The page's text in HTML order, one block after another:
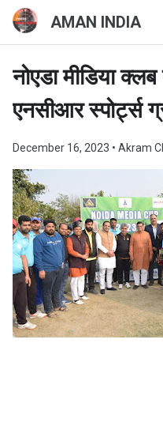
AMAN INDIA
नोएडा मीडिया क्लब
एनसीआर स्पोर्ट्स
December 16, 2023 • Akram